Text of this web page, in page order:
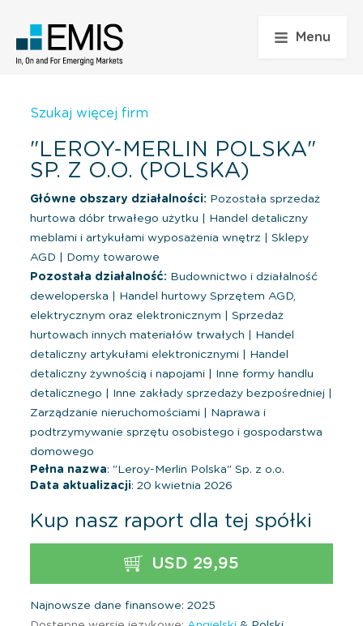
Menu
Szukaj więcej firm
"LEROY-MERLIN POLSKA"
SP. Z O.O. (POLSKA)
Główne obszary działalności: Pozostała sprzedaż
hurtowa dóbr trwałego użytku
Handel detaliczny
meblami i artykułami wyposażenia wnętrz
Sklepy
AGD
Domy towarowe
Pozostała działalność: Budownictwo i działalność
deweloperska
Handel hurtowy Sprzętem AGD,
elektrycznym oraz elektronicznym
Sprzedaż
hurtowach innych materiałów trwałych
Handel
detaliczny artykułami elektronicznymi
Handel
detaliczny żywnością i napojami
Inne formy handlu
detalicznego
Inne zakłady sprzedaży bezpośredniej
Zarządzanie nieruchomościami
Naprawa i
podtrzymywanie sprzętu osobistego i gospodarstwa
domowego
Pełna nazwa: "Leroy-Merlin Polska" Sp. z o.o.
Data aktualizacji: 20 kwietnia 2026
Kup nasz raport dla tej spółki
USD 29,95
Najnowsze dane finansowe: 2025